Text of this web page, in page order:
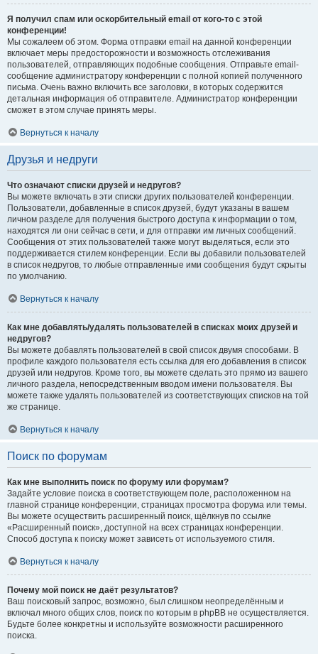
Я получил спам или оскорбительный email от кого-то с этой
конференции!
Мы сожалеем об этом. Форма отправки email на данной конференции
включает меры предосторожности и возможность отслеживания
пользователей, отправляющих подобные сообщения. Отправьте email-
сообщение администратору конференции с полной копией полученного
письма. Очень важно включить все заголовки, в которых содержится
детальная информация об отправителе. Администратор конференции
сможет в этом случае принять меры.
Вернуться к началу
Друзья и недруги
Что означают списки друзей и недругов?
Вы можете включать в эти списки других пользователей конференции.
Пользователи, добавленные в список друзей, будут указаны в вашем
личном разделе для получения быстрого доступа к информации о том,
находятся ли они сейчас в сети, и для отправки им личных сообщений.
Сообщения от этих пользователей также могут выделяться, если это
поддерживается стилем конференции. Если вы добавили пользователей
в список недругов, то любые отправленные ими сообщения будут скрыты
по умолчанию.
Вернуться к началу
Как мне добавлять/удалять пользователей в списках моих друзей и
недругов?
Вы можете добавлять пользователей в свой список двумя способами. В
профиле каждого пользователя есть ссылка для его добавления в список
друзей или недругов. Кроме того, вы можете сделать это прямо из вашего
личного раздела, непосредственным вводом имени пользователя. Вы
можете также удалять пользователей из соответствующих списков на той
же странице.
Вернуться к началу
Поиск по форумам
Как мне выполнить поиск по форуму или форумам?
Задайте условие поиска в соответствующем поле, расположенном на
главной странице конференции, страницах просмотра форума или темы.
Вы можете осуществить расширенный поиск, щёлкнув по ссылке
«Расширенный поиск», доступной на всех страницах конференции.
Способ доступа к поиску может зависеть от используемого стиля.
Вернуться к началу
Почему мой поиск не даёт результатов?
Ваш поисковый запрос, возможно, был слишком неопределённым и
включал много общих слов, поиск по которым в phpBB не осуществляется.
Будьте более конкретны и используйте возможности расширенного
поиска.